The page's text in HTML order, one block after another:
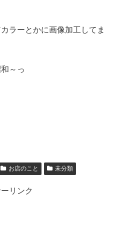
ラーとかに画像加工してま
～っ
お店のこと 未分類
リンク